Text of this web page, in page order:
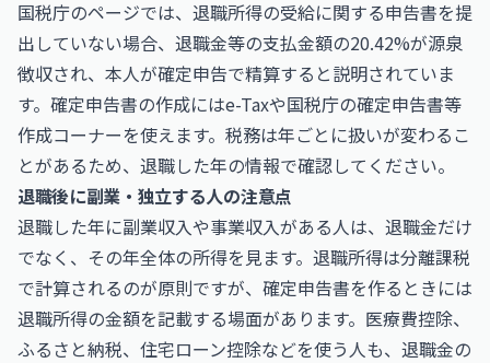
国税庁のページでは、退職所得の受給に関する申告書を提
出していない場合、退職金等の支払金額の20.42%が源泉
徴収され、本人が確定申告で精算すると説明されていま
す。確定申告書の作成にはe-Taxや国税庁の確定申告書等
作成コーナーを使えます。税務は年ごとに扱いが変わるこ
とがあるため、退職した年の情報で確認してください。
退職後に副業・独立する人の注意点
退職した年に副業収入や事業収入がある人は、退職金だけ
でなく、その年全体の所得を見ます。退職所得は分離課税
で計算されるのが原則ですが、確定申告書を作るときには
退職所得の金額を記載する場面があります。医療費控除、
ふるさと納税、住宅ローン控除などを使う人も、退職金の